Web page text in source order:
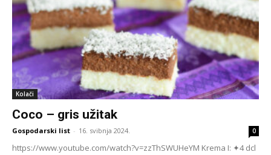
Kolači
Coco – gris užitak
Gospodarski list - 16. svibnja 2024. 0
https://www.youtube.com/watch?v=zzThSWUHeYM Krema I: ✦4 dcl